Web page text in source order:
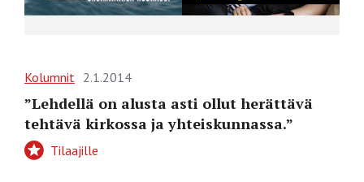
Kolumnit 2.1.2014
”Lehdellä on alusta asti ollut herättävä
tehtävä kirkossa ja yhteiskunnassa.”
Tilaajille